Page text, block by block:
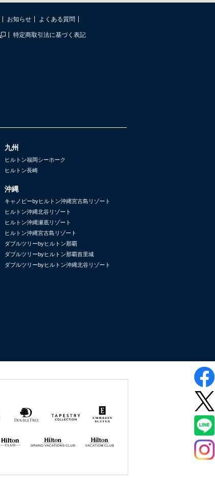
お知らせ よくある質問
特定商取引法に基づく表記
九州
ヒルトン福岡シーホーク
ヒルトン長崎
沖縄
キャノピーbyヒルトン沖縄宮古島リゾート
ヒルトン沖縄北谷リゾート
ヒルトン沖縄瀬底リゾート
ヒルトン沖縄宮古島リゾート
ダブルツリーbyヒルトン那覇
ダブルツリーbyヒルトン那覇首里城
ダブルツリーbyヒルトン沖縄北谷リゾート
DoubleTree
by
Hilton
Collection
by Hilton
Embassy
Suites
by
VACATIONS
CLUB
VACATION
CLUB